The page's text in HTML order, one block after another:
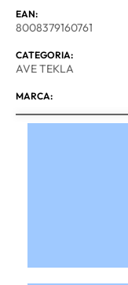
EAN:
8008379160761
CATEGORIA:
AVE TEKLA
MARCA: